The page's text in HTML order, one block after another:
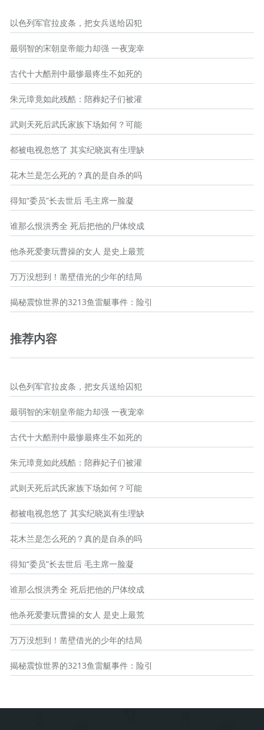
以色列军官拉皮条，把女兵送给囚犯
最弱智的宋朝皇帝能力却强 一夜宠幸
古代十大酷刑中最惨最疼生不如死的
朱元璋竟如此残酷：陪葬妃子们被灌
武则天死后武氏家族下场如何？可能
都被电视忽悠了 其实纪晓岚有生理缺
花木兰是怎么死的？真的是自杀的吗
得知“委员”长去世后 毛主席一脸凝
谁那么恨洪秀全 死后把他的尸体绞成
他杀死爱妻玩曹操的女人 是史上最荒
万万没想到！凿壁借光的少年的结局
揭秘震惊世界的3213鱼雷艇事件：险引
推荐内容
以色列军官拉皮条，把女兵送给囚犯
最弱智的宋朝皇帝能力却强 一夜宠幸
古代十大酷刑中最惨最疼生不如死的
朱元璋竟如此残酷：陪葬妃子们被灌
武则天死后武氏家族下场如何？可能
都被电视忽悠了 其实纪晓岚有生理缺
花木兰是怎么死的？真的是自杀的吗
得知“委员”长去世后 毛主席一脸凝
谁那么恨洪秀全 死后把他的尸体绞成
他杀死爱妻玩曹操的女人 是史上最荒
万万没想到！凿壁借光的少年的结局
揭秘震惊世界的3213鱼雷艇事件：险引